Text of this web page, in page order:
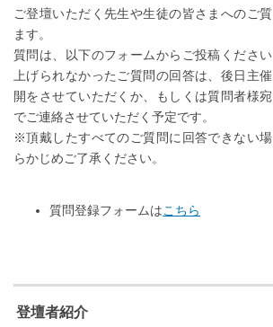
ご登壇いただく先生や生徒の皆さまへのご
ます。
質問は、以下のフォームからご投稿くださ
上げられなかったご質問の回答は、後日主
開をさせていただくか、もしくは質問者様
でご連絡させていただく予定です。
※頂戴したすべてのご質問に回答できない
らかじめご了承ください。
質問登録フォームはこちら
登壇者紹介